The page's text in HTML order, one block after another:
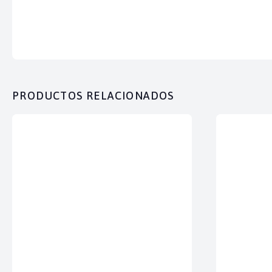
PRODUCTOS RELACIONADOS